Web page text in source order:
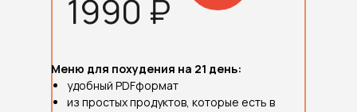
1990 ₽
Меню для похудения на 21 день:
удобный PDFформат
из простых продуктов, которые есть в